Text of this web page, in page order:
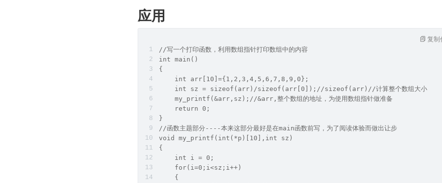
应用
//写一个打印函数，利用数组指针打印数组中的内容
int main()
{
    int arr[10]={1,2,3,4,5,6,7,8,9,0};
    int sz = sizeof(arr)/sizeof(arr[0]);//sizeof(arr)//计算整个数组大小
    my_printf(&arr,sz);//&arr,整个数组的地址，为使用数组指针做准备
    return 0;
}
//函数主题部分----本来这部分最好是在main函数前写，为了阅读体验而做出让步
void my_printf(int(*p)[10],int sz)
{
    int i = 0;
    for(i=0;i<sz;i++)
    {
复制